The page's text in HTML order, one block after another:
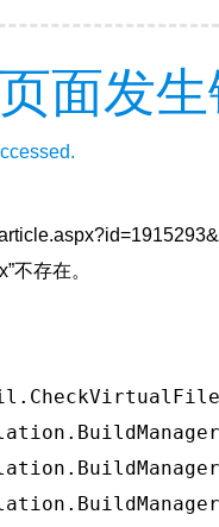
面发
不存在。